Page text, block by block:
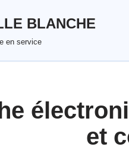
BLANCHE
en service
et